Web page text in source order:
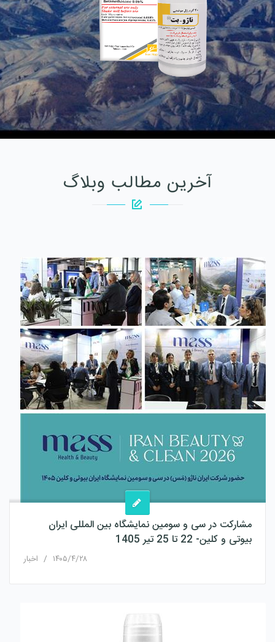
آخرین مطالب وبلاگ
مشارکت در سی و سومین نمایشگاه بین المللی ایران
بیوتی و کلین- 22 تا 25 تیر 1405
۱۴۰۵/۴/۲۸ / اخبار